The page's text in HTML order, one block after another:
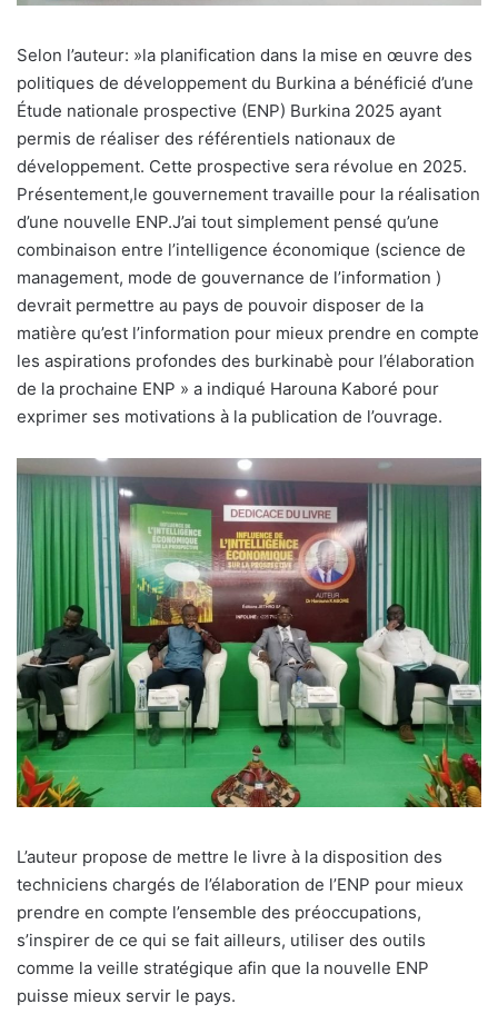
Selon l’auteur: »la planification dans la mise en œuvre des
politiques de développement du Burkina a bénéficié d’une
Étude nationale prospective (ENP) Burkina 2025 ayant
permis de réaliser des référentiels nationaux de
développement. Cette prospective sera révolue en 2025.
Présentement,le gouvernement travaille pour la réalisation
d’une nouvelle ENP.J’ai tout simplement pensé qu’une
combinaison entre l’intelligence économique (science de
management, mode de gouvernance de l’information )
devrait permettre au pays de pouvoir disposer de la
matière qu’est l’information pour mieux prendre en compte
les aspirations profondes des burkinabè pour l’élaboration
de la prochaine ENP » a indiqué Harouna Kaboré pour
exprimer ses motivations à la publication de l’ouvrage.
L’auteur propose de mettre le livre à la disposition des
techniciens chargés de l’élaboration de l’ENP pour mieux
prendre en compte l’ensemble des préoccupations,
s’inspirer de ce qui se fait ailleurs, utiliser des outils
comme la veille stratégique afin que la nouvelle ENP
puisse mieux servir le pays.